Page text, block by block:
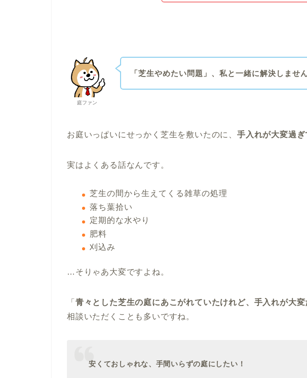
庭ファン
「芝生やめたい問題」、私と一緒に解決しませ
お庭いっぱいにせっかく芝生を敷いたのに、 手入れが大変過ぎ
実はよくある話なんです。
芝生の間から生えてくる雑草の処理
落ち葉拾い
定期的な水やり
肥料
刈込み
…そりゃあ大変ですよね。
「 青々とした芝生の庭にあこがれていたけれど、手入れが大変
相談いただくことも多いですね。
安くておしゃれな、手間いらずの庭にしたい！